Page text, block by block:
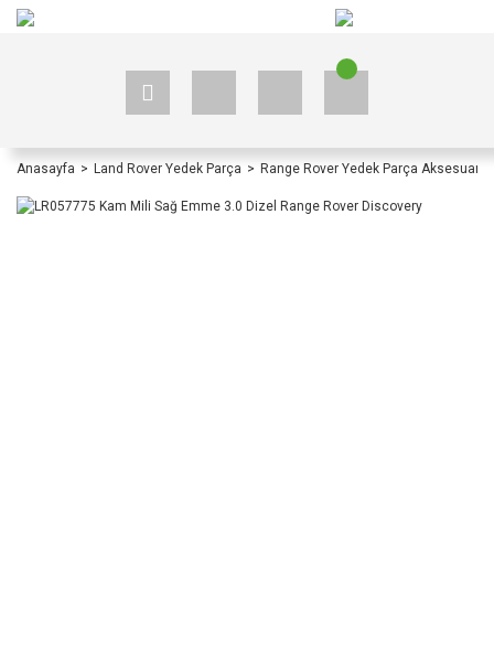
Anasayfa Land Rover Yedek Parça Range Rover Yedek Parça Aksesuar